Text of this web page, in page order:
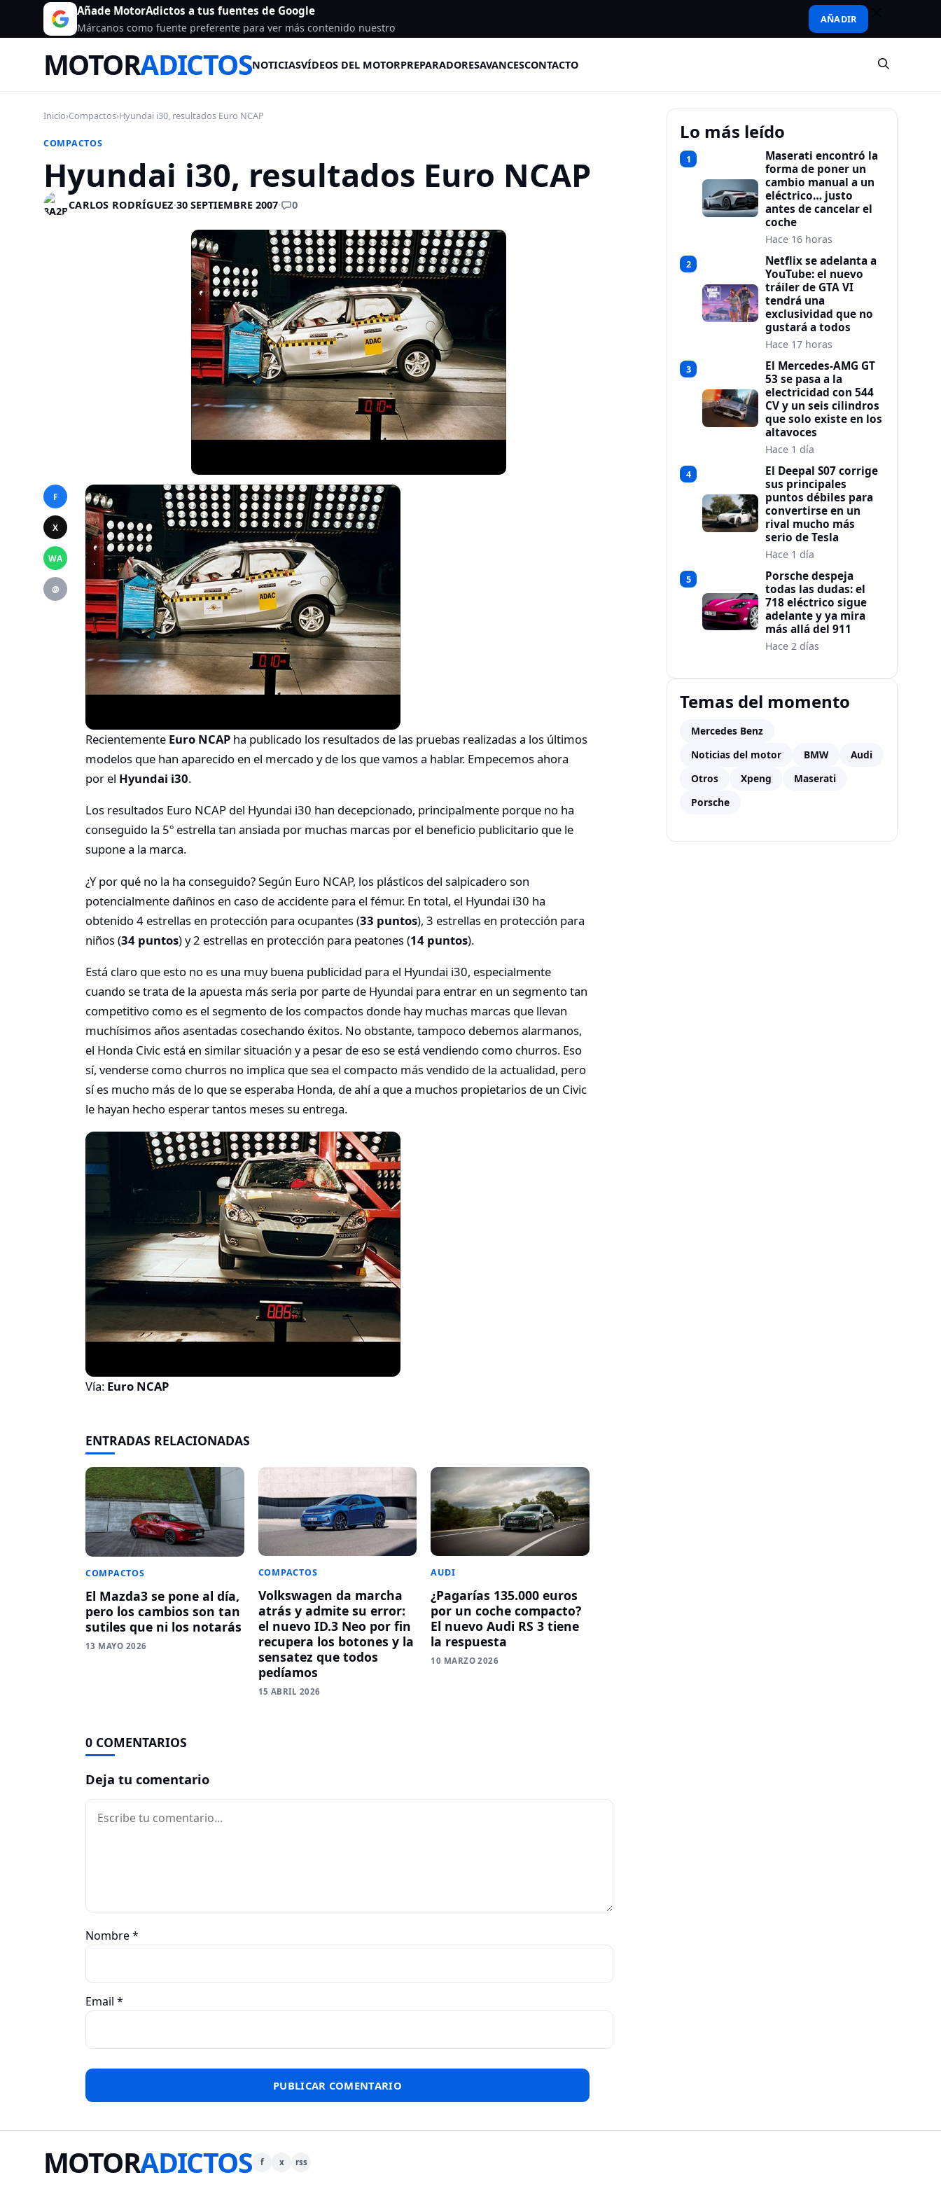
Añade MotorAdictos a tus fuentes de Google
Márcanos como fuente preferente para ver más contenido nuestro
AÑADIR
MOTORADICTOSNOTICIASVÍDEOS DEL MOTORPREPARADORESAVANCESCONTACTO
Inicio›Compactos›Hyundai i30, resultados Euro NCAP
COMPACTOS
Hyundai i30, resultados Euro NCAP
CARLOS RODRÍGUEZ·30 SEPTIEMBRE 2007· 0
F
X
WA
@
Recientemente Euro NCAP ha publicado los resultados de las pruebas realizadas a los últimos
modelos que han aparecido en el mercado y de los que vamos a hablar. Empecemos ahora
por el Hyundai i30.
Los resultados Euro NCAP del Hyundai i30 han decepcionado, principalmente porque no ha
conseguido la 5º estrella tan ansiada por muchas marcas por el beneficio publicitario que le
supone a la marca.
¿Y por qué no la ha conseguido? Según Euro NCAP, los plásticos del salpicadero son
potencialmente dañinos en caso de accidente para el fémur. En total, el Hyundai i30 ha
obtenido 4 estrellas en protección para ocupantes (33 puntos), 3 estrellas en protección para
niños (34 puntos) y 2 estrellas en protección para peatones (14 puntos).
Está claro que esto no es una muy buena publicidad para el Hyundai i30, especialmente
cuando se trata de la apuesta más seria por parte de Hyundai para entrar en un segmento tan
competitivo como es el segmento de los compactos donde hay muchas marcas que llevan
muchísimos años asentadas cosechando éxitos. No obstante, tampoco debemos alarmanos,
el Honda Civic está en similar situación y a pesar de eso se está vendiendo como churros. Eso
sí, venderse como churros no implica que sea el compacto más vendido de la actualidad, pero
sí es mucho más de lo que se esperaba Honda, de ahí a que a muchos propietarios de un Civic
le hayan hecho esperar tantos meses su entrega.
Vía: Euro NCAP
ENTRADAS RELACIONADAS
COMPACTOS
El Mazda3 se pone al día,
pero los cambios son tan
sutiles que ni los notarás
13 MAYO 2026
COMPACTOS
Volkswagen da marcha
atrás y admite su error:
el nuevo ID.3 Neo por fin
recupera los botones y la
sensatez que todos
pedíamos
15 ABRIL 2026
AUDI
¿Pagarías 135.000 euros
por un coche compacto?
El nuevo Audi RS 3 tiene
la respuesta
10 MARZO 2026
0 COMENTARIOS
Deja tu comentario
Comentario
Nombre*
Email *
Lo más leído
1
Maserati encontró la
forma de poner un
cambio manual a un
eléctrico… justo
antes de cancelar el
coche
Hace 16 horas
2
Netflix se adelanta a
YouTube: el nuevo
tráiler de GTA VI
tendrá una
exclusividad que no
gustará a todos
Hace 17 horas
3
El Mercedes-AMG GT
53 se pasa a la
electricidad con 544
CV y un seis cilindros
que solo existe en los
altavoces
Hace 1 día
4
El Deepal S07 corrige
sus principales
puntos débiles para
convertirse en un
rival mucho más
serio de Tesla
Hace 1 día
5
Porsche despeja
todas las dudas: el
718 eléctrico sigue
adelante y ya mira
más allá del 911
Hace 2 días
Temas del momento
Mercedes Benz
Noticias del motor
BMW
Audi
Otros
Xpeng
Maserati
Porsche
MOTORADICTOS f x rss